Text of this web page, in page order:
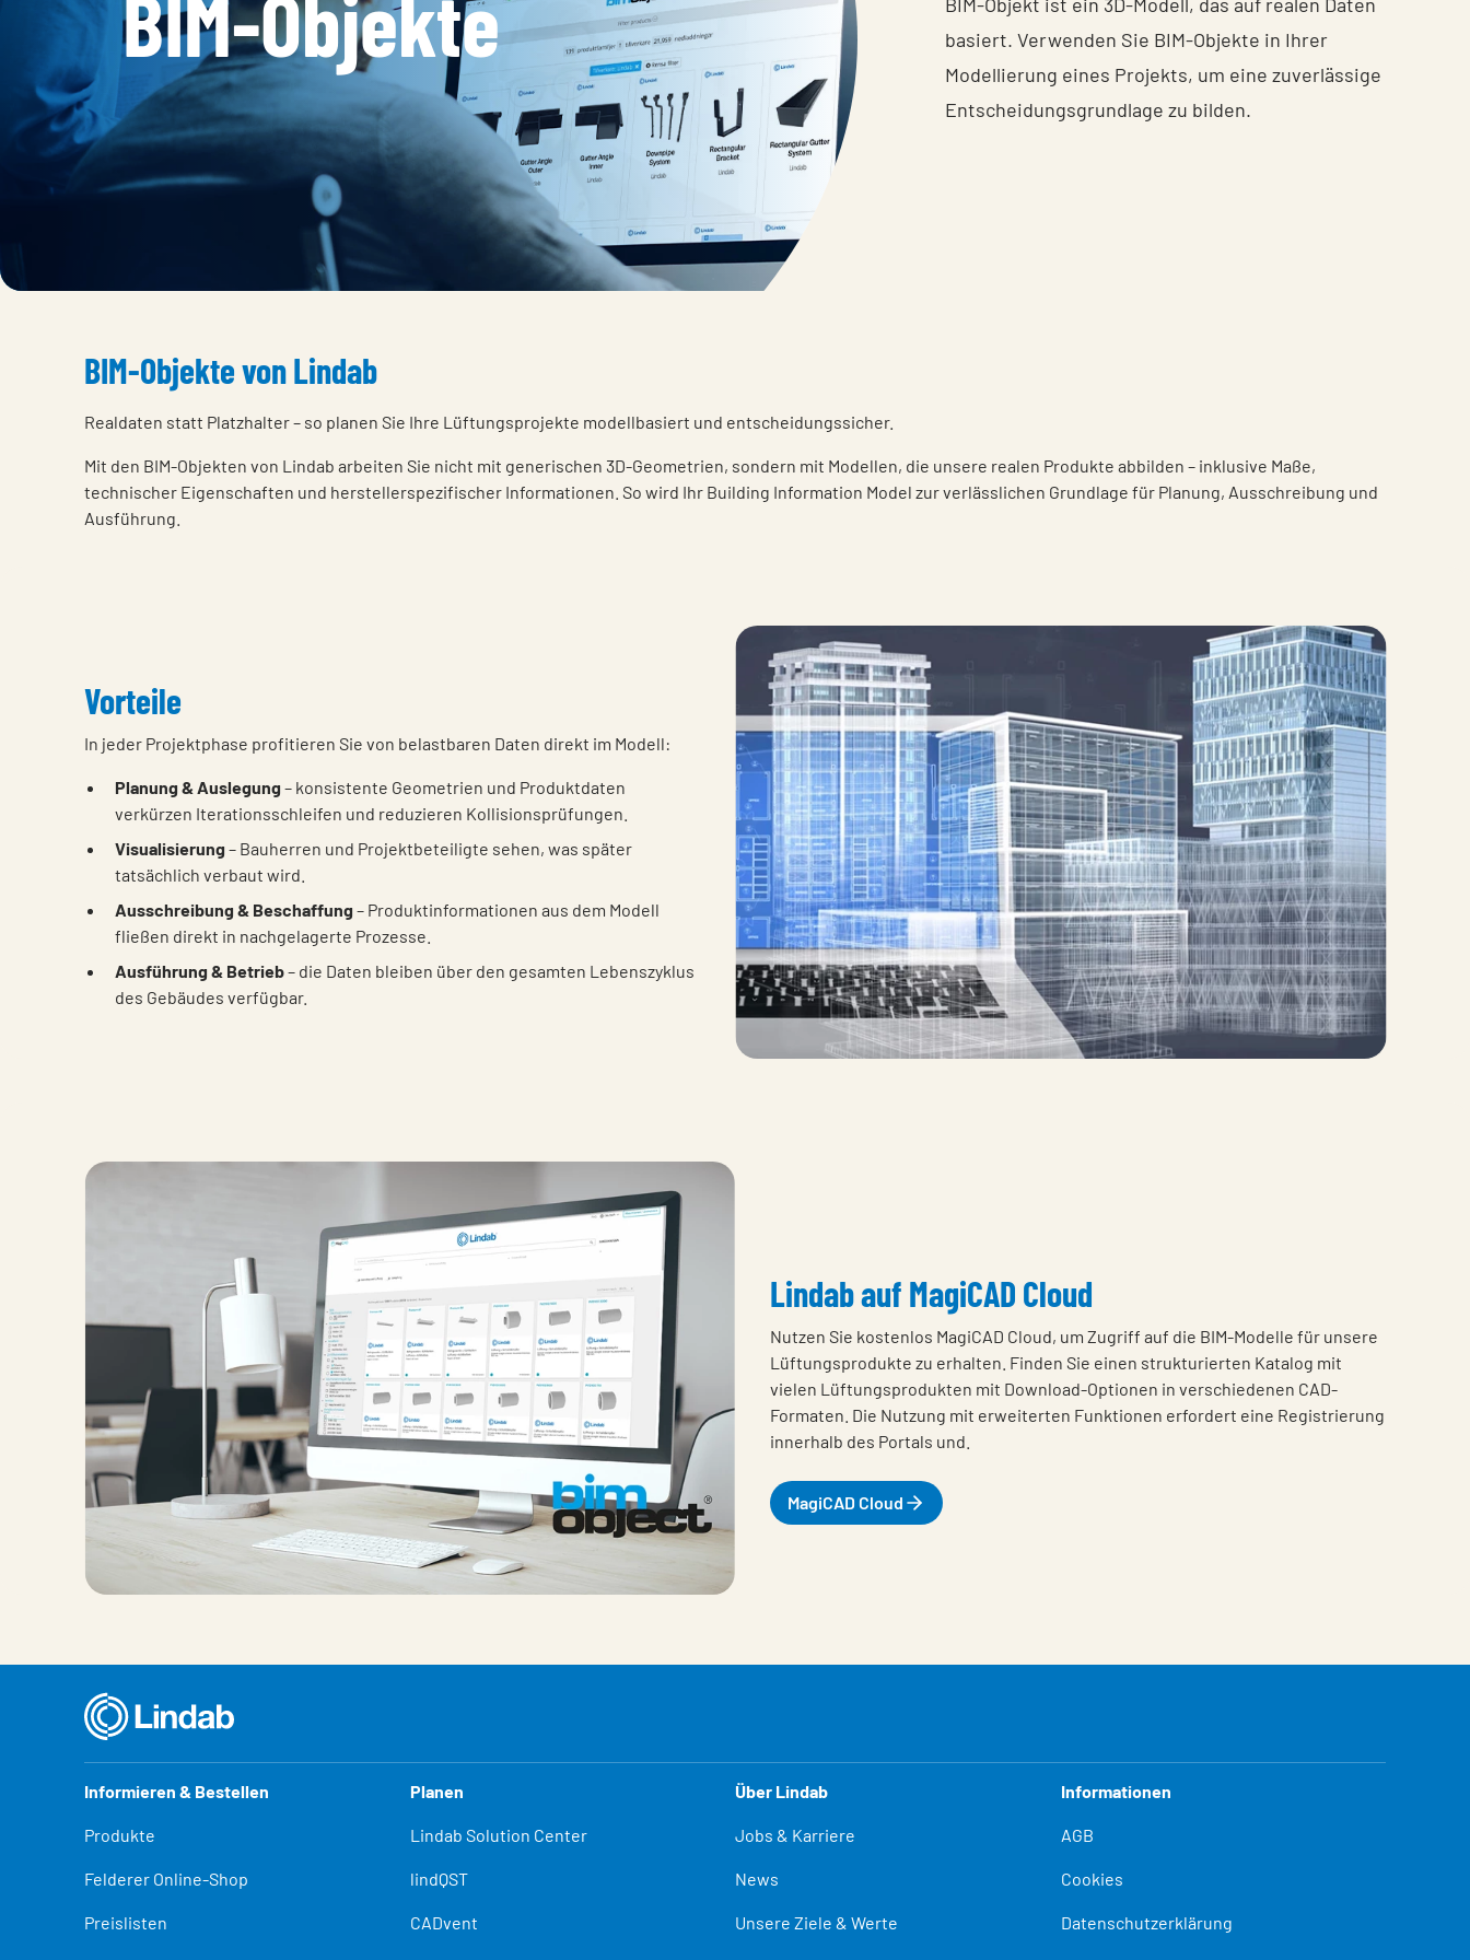
BIM-Objekte
basiert. Verwenden Sie BIM-Objekte in Ihrer
Modellierung eines Projekts, um eine zuverlässige
Entscheidungsgrundlage zu bilden.
BIM-Objekte von Lindab
Realdaten statt Platzhalter – so planen Sie Ihre Lüftungsprojekte modellbasiert und entscheidungssicher.
Mit den BIM-Objekten von Lindab arbeiten Sie nicht mit generischen 3D-Geometrien, sondern mit Modellen, die unsere realen Produkte abbilden – inklusive Maße,
technischer Eigenschaften und herstellerspezifischer Informationen. So wird Ihr Building Information Model zur verlässlichen Grundlage für Planung, Ausschreibung und
Ausführung.
Vorteile
In jeder Projektphase profitieren Sie von belastbaren Daten direkt im Modell:
Planung & Auslegung– konsistente Geometrien und Produktdaten
verkürzen Iterationsschleifen und reduzieren Kollisionsprüfungen.
Visualisierung– Bauherren und Projektbeteiligte sehen, was später
tatsächlich verbaut wird.
Ausschreibung & Beschaffung– Produktinformationen aus dem Modell
fließen direkt in nachgelagerte Prozesse.
Ausführung & Betrieb– die Daten bleiben über den gesamten Lebenszyklus
des Gebäudes verfügbar.
Lindab auf MagiCAD Cloud
Nutzen Sie kostenlos MagiCAD Cloud, um Zugriff auf die BIM-Modelle für unsere
Lüftungsprodukte zu erhalten. Finden Sie einen strukturierten Katalog mit
vielen Lüftungsprodukten mit Download-Optionen in verschiedenen CAD-
Formaten. Die Nutzung mit erweiterten Funktionen erfordert eine Registrierung
innerhalb des Portals und.
MagiCAD Cloud
Informieren & Bestellen
Produkte
Felderer Online-Shop
Preislisten
Planen
Lindab Solution Center
lindQST
CADvent
Über Lindab
Jobs & Karriere
News
Unsere Ziele & Werte
Informationen
AGB
Cookies
Datenschutzerklärung